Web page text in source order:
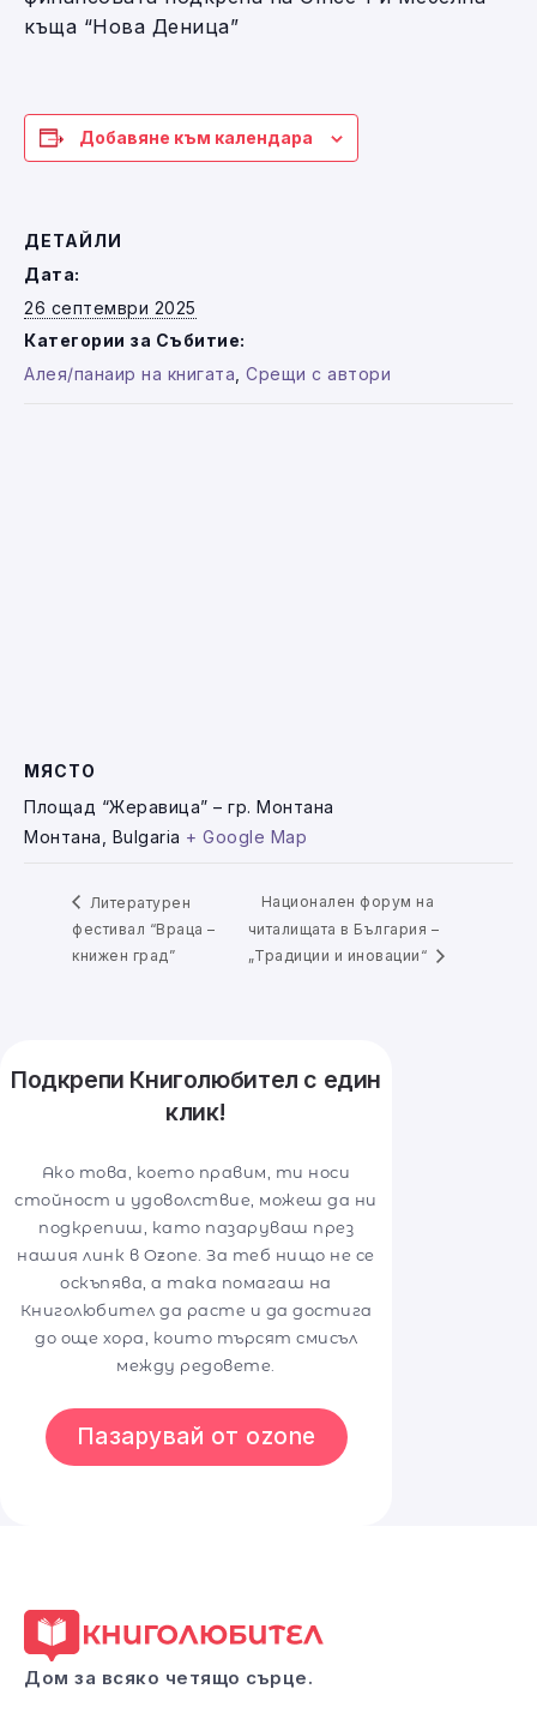
къща “Нова Деница”
Добавяне към календара
ДЕТАЙЛИ
Дата:
26 септември 2025
Категории за Събитие:
Алея/панаир на книгата Срещи с автори
МЯСТО
Площад “Жеравица” – гр. Монтана
Монтана
Bulgaria + Google Map
Литературен
фестивал “Враца –
книжен град”
Национален форум на
читалищата в България –
„Традиции и иновации“
Подкрепи Книголюбител с един
клик!
Ако това, което правим, ти носи
стойност и удоволствие, можеш да ни
подкрепиш, като пазаруваш през
нашия линк в Ozone. За теб нищо не се
оскъпява, а така помагаш на
Книголюбител да расте и да достига
до още хора, които търсят смисъл
между редовете.
Пазарувай от ozone
Дом за всяко четящо сърце.